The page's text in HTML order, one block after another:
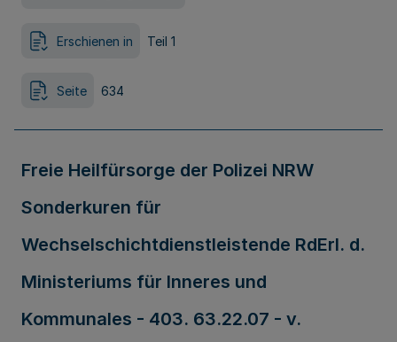
Erschienen in Teil 1
Seite 634
Freie Heilfürsorge der Polizei NRW
Sonderkuren für
Wechselschichtdienstleistende RdErl. d.
Ministeriums für Inneres und
Kommunales - 403. 63.22.07 - v.